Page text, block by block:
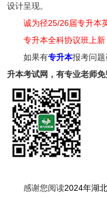
设计呈现。
诚为径25/26届专升本
专升本全科协议班上
如果有专升本报考问
升本考试网，有专业老师免
感谢您阅读2024年湖